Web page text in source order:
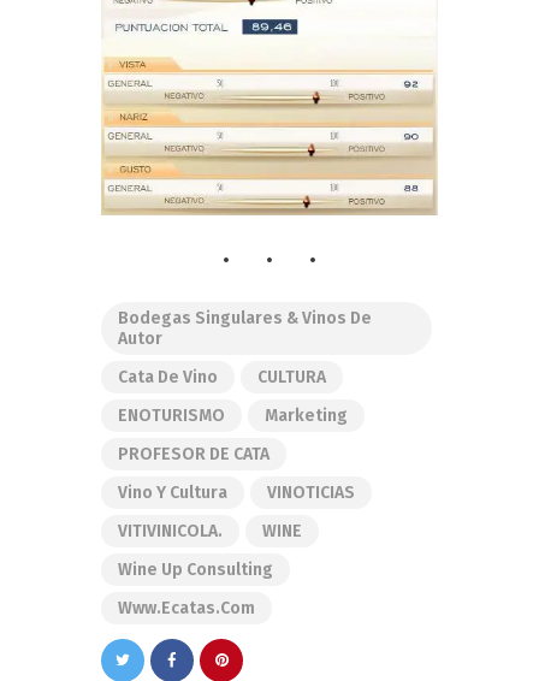
Bodegas Singulares & Vinos De
Autor
Cata De Vino
CULTURA
ENOTURISMO
Marketing
PROFESOR DE CATA
Vino Y Cultura
VINOTICIAS
VITIVINICOLA.
WINE
Wine Up Consulting
Www.ecatas.com